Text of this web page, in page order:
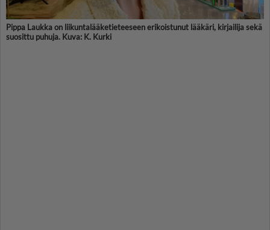
Pippa Laukka on liikunta­lääke­tieteeseen erikoistunut ­lääkäri, kirjailija sekä
suosittu puhuja. Kuva: K. Kurki